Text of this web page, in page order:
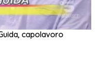
capolavoro